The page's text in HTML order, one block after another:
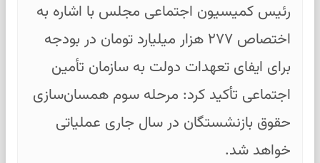
رئیس کمیسیون اجتماعی مجلس با اشاره به
اختصاص ۲۷۷ هزار میلیارد تومان در بودجه
برای ایفای تعهدات دولت به سازمان تأمین
اجتماعی تأکید کرد: مرحله سوم همسان‌سازی
حقوق بازنشستگان در سال جاری عملیاتی
خواهد شد.